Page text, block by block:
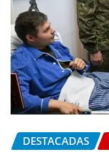
DESTACADAS